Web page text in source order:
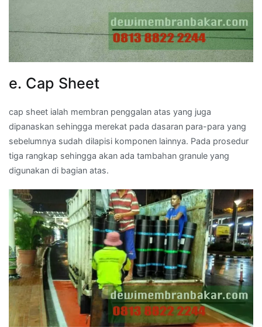
e. Cap Sheet
cap sheet ialah membran penggalan atas yang juga
dipanaskan sehingga merekat pada dasaran para-para yang
sebelumnya sudah dilapisi komponen lainnya. Pada prosedur
tiga rangkap sehingga akan ada tambahan granule yang
digunakan di bagian atas.